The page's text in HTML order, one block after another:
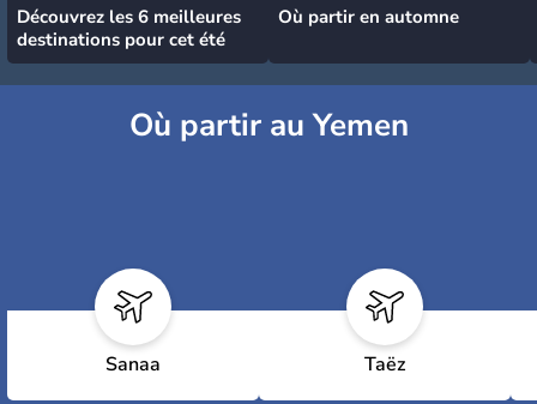
Découvrez les 6 meilleures
destinations pour cet été
Où partir en automne
Où partir au Yemen
Sanaa Taëz